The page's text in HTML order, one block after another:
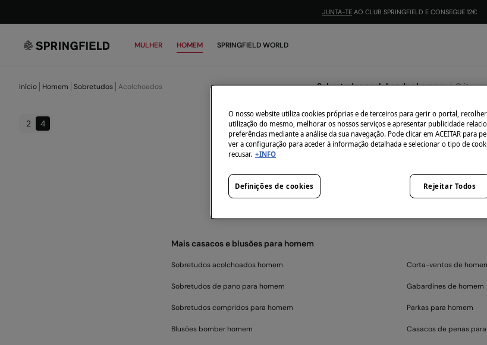
JUNTA-TE AO CLUB SPRINGFIELD E CONSEGUE 12€
MULHER HOMEM SPRINGFIELD WORLD
Início Homem Sobretudos Acolchoados Sobretudos acolchoados homem 0itens
2 4
Mas não te preocupes, temos imensos artigos que
Mais casacos e blusões para homem
Sobretudos acolchoados homem
Sobretudos de pano para homem
Sobretudos compridos para homem
Blusões bomber homem
Corta-ventos de
Gabardines de homem
Parkas para homem
Casacos de penas
O nosso website utiliza cookies próprias e de terceiros para gerir o portal,
utilização do mesmo, melhorar os nossos serviços e apresentar publicidade
preferências mediante a análise da sua navegação. Pode clicar em ACEITAR para
ver a configuração para aceder à informação detalhada e selecionar o tipo de
recusar. +INFO
Rejeitar Todos
Definições de cookies